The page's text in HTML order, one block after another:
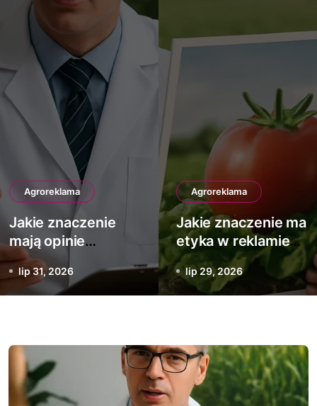
Agroreklama
Jakie znaczenie
mają opinie
ekspertów w
reklamie agro
lip 31, 2026
Agroreklama
Jakie znaczenie ma
etyka w reklamie
produktów
rolniczych
lip 29, 2026